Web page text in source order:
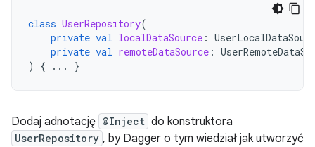
class UserRepository(
private val localDataSource :
private val remoteDataSource :
)
{ ... }
Dodaj adnotację @Inject do konstruktora
UserRepository , by Dagger o tym wiedział jak utworzyć